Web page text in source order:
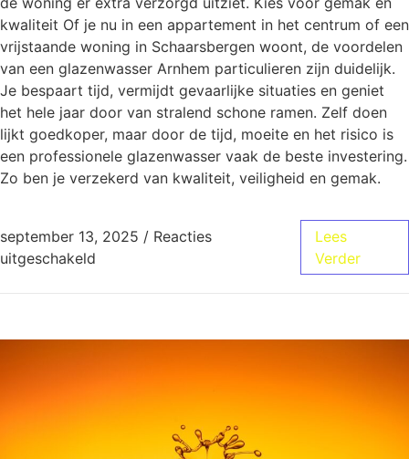
kwaliteit Of je nu in een appartement in het centrum of een
vrijstaande woning in Schaarsbergen woont, de voordelen
van een glazenwasser Arnhem particulieren zijn duidelijk.
Je bespaart tijd, vermijdt gevaarlijke situaties en geniet
het hele jaar door van stralend schone ramen. Zelf doen
lijkt goedkoper, maar door de tijd, moeite en het risico is
een professionele glazenwasser vaak de beste investering.
Zo ben je verzekerd van kwaliteit, veiligheid en gemak.
september 13, 2025 / Reacties
uitgeschakeld
Lees
Verder